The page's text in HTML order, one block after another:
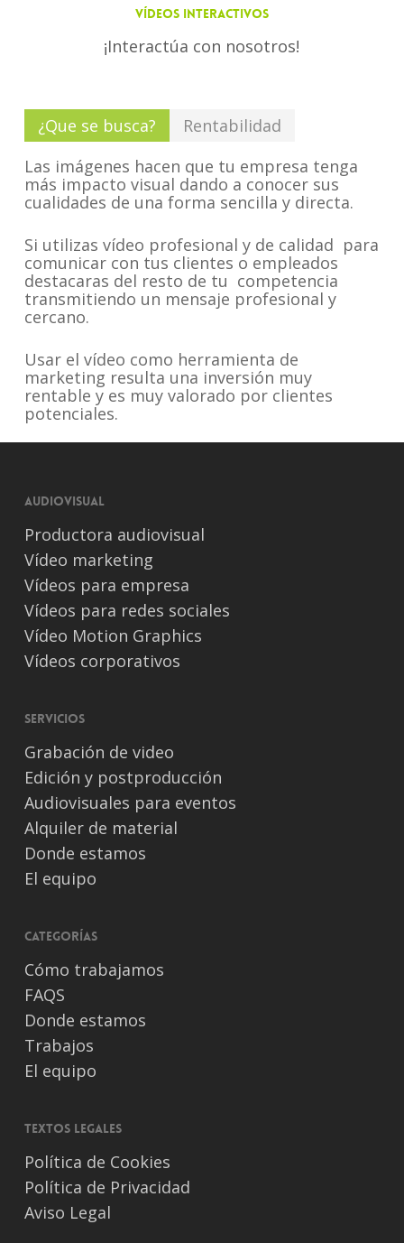
VÍDEOS INTERACTIVOS
¡Interactúa con nosotros!
¿Que se busca?
Rentabilidad
Las imágenes hacen que tu empresa tenga
más impacto visual dando a conocer sus
cualidades de una forma sencilla y directa.
Si utilizas vídeo profesional y de calidad para
comunicar con tus clientes o empleados
destacaras del resto de tu competencia
transmitiendo un mensaje profesional y
cercano.
Usar el vídeo como herramienta de
marketing resulta una inversión muy
rentable y es muy valorado por clientes
potenciales.
Audiovisual
Productora audiovisual
Vídeo marketing
Vídeos para empresa
Vídeos para redes sociales
Vídeo Motion Graphics
Vídeos corporativos
Servicios
Grabación de video
Edición y postproducción
Audiovisuales para eventos
Alquiler de material
Donde estamos
El equipo
Categorías
Cómo trabajamos
FAQS
Donde estamos
Trabajos
El equipo
Textos legales
Política de Cookies
Política de Privacidad
Aviso Legal